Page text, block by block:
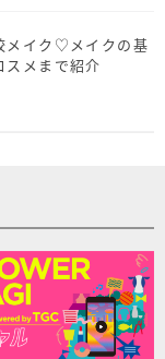
メイク♡メイクの基
スメまで紹介